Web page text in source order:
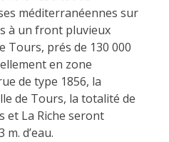
méditerranéennes sur
à un front pluvieux
Tours, prés de 130 000
en zone
de type 1856, la
de Tours, la totalité de
et La Riche seront
d’eau.